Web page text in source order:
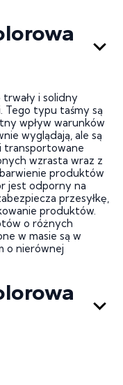
trwały i solidny
Tego typu taśmy są
wpływ warunków
wyglądają, ale są
transportowane
wzrasta wraz z
produktów
jest odporny na
przesyłkę,
produktów.
o różnych
w masie są w
o nierównej